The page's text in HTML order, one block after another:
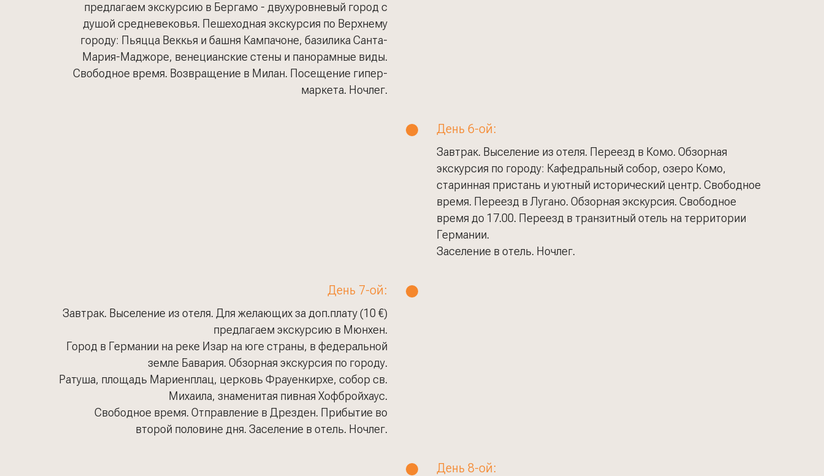
предлагаем экскурсию в Бергамо - двухуровневый город с
душой средневековья. Пешеходная экскурсия по Верхнему
городу: Пьяцца Веккья и башня Кампачоне, базилика Санта-
Мария-Маджоре, венецианские стены и панорамные виды.
Свободное время. Возвращение в Милан. Посещение гипер-
маркета. Ночлег.
День 6-ой:
Завтрак. Выселение из отеля. Переезд в Комо. Обзорная
экскурсия по городу: Кафедральный собор, озеро Комо,
старинная пристань и уютный исторический центр. Свободное
время. Переезд в Лугано. Обзорная экскурсия. Свободное
время до 17.00. Переезд в транзитный отель на территории
Германии.
Заселение в отель. Ночлег.
День 7-ой:
Завтрак. Выселение из отеля. Для желающих за доп.плату (10 €)
предлагаем экскурсию в Мюнхен.
Город в Германии на реке Изар на юге страны, в федеральной
земле Бавария. Обзорная экскурсия по городу.
Ратуша, площадь Мариенплац, церковь Фрауенкирхе, собор св.
Михаила, знаменитая пивная Хофбройхаус.
Свободное время. Отправление в Дрезден. Прибытие во
второй половине дня. Заселение в отель. Ночлег.
День 8-ой: